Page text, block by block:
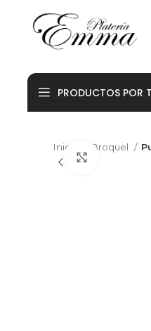
PRODUCTOS POR
Inicio Broquel